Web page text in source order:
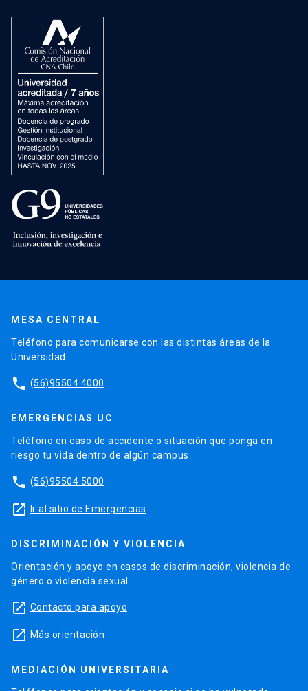
MESA CENTRAL
Teléfono para comunicarse con las distintas áreas de la
Universidad.
phone (56)95504 4000
EMERGENCIAS UC
Teléfono en caso de accidente o situación que ponga en
riesgo tu vida dentro de algún campus.
phone (56)95504 5000
launch Ir al sitio de Emergencias
DISCRIMINACIÓN Y VIOLENCIA
Orientación y apoyo en casos de discriminación, violencia de
género o violencia sexual.
launch Contacto para apoyo
launch Más orientación
MEDIACIÓN UNIVERSITARIA